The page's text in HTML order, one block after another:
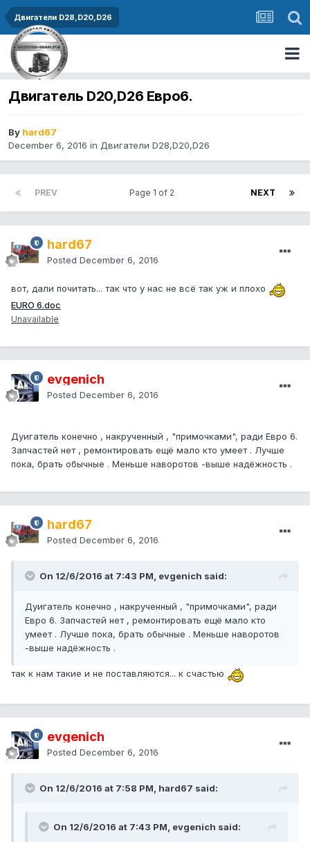
Двигатели D28,D20,D26
Двигатель D20,D26 Евро6.
By hard67
December 6, 2016 in Двигатели D28,D20,D26
PREV NEXT
Page 1 of 2
hard67
Posted December 6, 2016
вот, дали почитать... так что у нас не всё так уж и плохо
EURO 6.doc
Unavailable
evgenich
Posted December 6, 2016
Дуигатель конечно , накрученный , "примочками", ради Евро 6.
Запчастей нет , ремонтировать ещё мало кто умеет . Лучше
пока, брать обычные . Меньше наворотов -выше надёжность .
hard67
Posted December 6, 2016
On 12/6/2016 at 7:43 PM, evgenich said:
Дуигатель конечно , накрученный , "примочками", ради
Евро 6. Запчастей нет , ремонтировать ещё мало кто
умеет . Лучше пока, брать обычные . Меньше наворотов
-выше надёжность .
так к нам такие и не поставляются... к счастью
evgenich
Posted December 6, 2016
On 12/6/2016 at 7:58 PM, hard67 said:
On 12/6/2016 at 7:43 PM, evgenich said: